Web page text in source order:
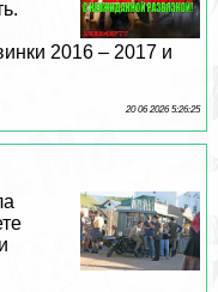
2016 – 2017 и
20 06 2026 5:26:25